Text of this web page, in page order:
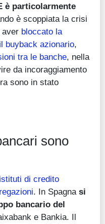
è particolarmente
è scoppiata la crisi
aver bloccato la
buyback azionario,
tra le banche, nella
da incoraggiamento
sono in stato
sono
di credito
. In Spagna si
bancario del
e Bankia. Il